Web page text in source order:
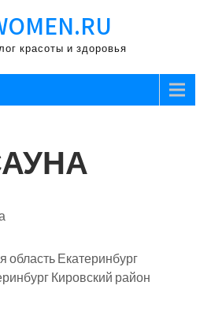
красоты и здоровья
область Екатеринбург
Кировский район